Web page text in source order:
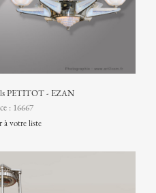
PETITOT - EZAN
: 16667
à votre liste